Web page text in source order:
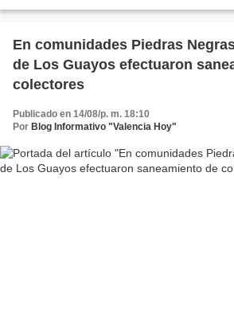
En comunidades Piedras
de Los Guayos efectuaron
colectores
Publicado en 14/08/p. m. 18:10
Por Blog Informativo "Valencia Hoy"